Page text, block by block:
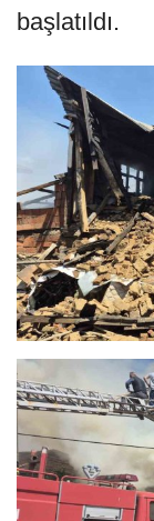
başlatıldı.